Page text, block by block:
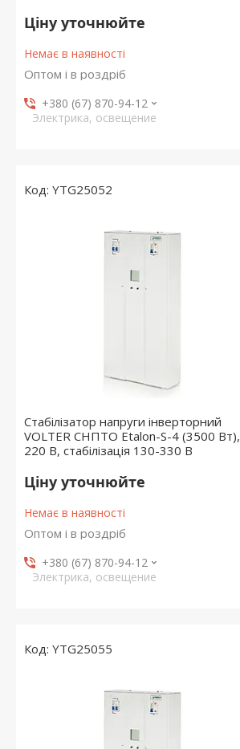
Ціну уточнюйте
Немає в наявності
Оптом і в роздріб
+380 (67) 870-94-12
Электрика, освещение
YTG25052
Стабілізатор напруги інверторний
VOLTER СНПТО Etalon-S-4 (3500 Вт),
220 В, стабілізація 130-330 В
Ціну уточнюйте
Немає в наявності
Оптом і в роздріб
+380 (67) 870-94-12
Электрика, освещение
YTG25055